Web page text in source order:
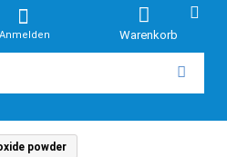
Warenkorb
Anmelden
powder